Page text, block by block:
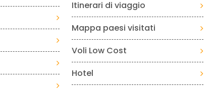
Itinerari di viaggio
Mappa paesi visitati
Voli Low Cost
Hotel